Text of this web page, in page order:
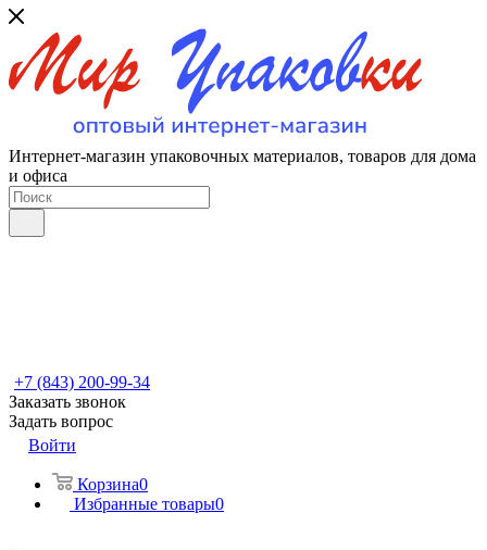
Интернет-магазин упаковочных материалов, товаров для дома
и офиса
+7 (843) 200-99-34
Заказать звонок
Задать вопрос
Войти
Корзина0
Избранные товары0